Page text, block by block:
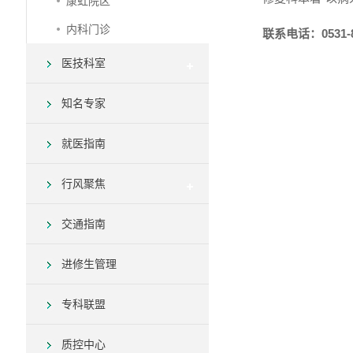
内科门诊
医技科室
知名专家
就医指南
行风聚焦
交通指南
进修生管理
专科联盟
质控中心
联系电话：0531-